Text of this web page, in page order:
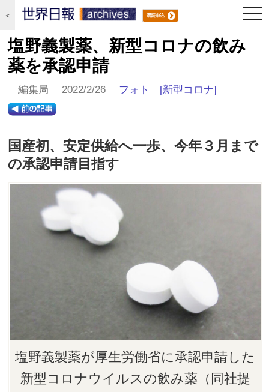
＜
塩野義製薬、新型コロナの飲み
薬を承認申請
編集局 2022/2/26 フォト [新型コロナ]
国産初、安定供給へ一歩、今年３月まで
の承認申請目指す
塩野義製薬が厚生労働省に承認申請した
新型コロナウイルスの飲み薬（同社提